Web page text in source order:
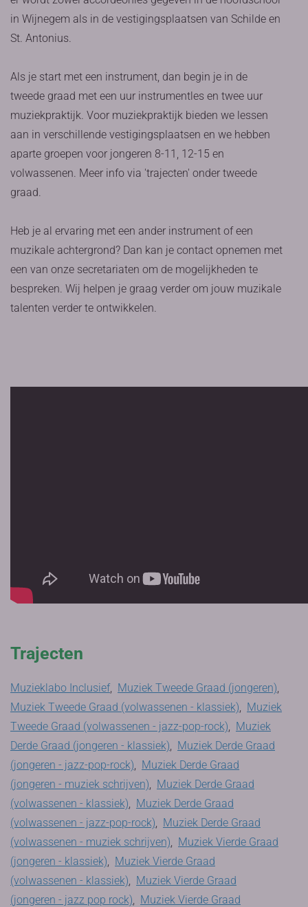
in Wijnegem als in de vestigingsplaatsen van Schilde en
St. Antonius.
Als je start met een instrument, dan begin je in de
tweede graad met een uur instrumentles en twee uur
muziekpraktijk. Voor muziekpraktijk bieden we lessen
aan in verschillende vestigingsplaatsen en we hebben
aparte groepen voor jongeren 8-11, 12-15 en
volwassenen. Meer info via 'trajecten' onder tweede
graad.
Heb je al ervaring met een ander instrument of een
muzikale achtergrond? Dan kan je contact opnemen met
een van onze secretariaten om de mogelijkheden te
bespreken. Wij helpen je graag verder om jouw muzikale
talenten verder te ontwikkelen.
Trajecten
Muzieklabo Inclusief, Muziek Tweede Graad (jongeren),
Muziek Tweede Graad (volwassenen - klassiek), Muziek
Tweede Graad (volwassenen - jazz-pop-rock), Muziek
Derde Graad (jongeren - klassiek), Muziek Derde Graad
(jongeren - jazz-pop-rock), Muziek Derde Graad
(jongeren - muziek schrijven), Muziek Derde Graad
(volwassenen - klassiek), Muziek Derde Graad
(volwassenen - jazz-pop-rock), Muziek Derde Graad
(volwassenen - muziek schrijven), Muziek Vierde Graad
(jongeren - klassiek), Muziek Vierde Graad
(volwassenen - klassiek), Muziek Vierde Graad
(jongeren - jazz pop rock), Muziek Vierde Graad